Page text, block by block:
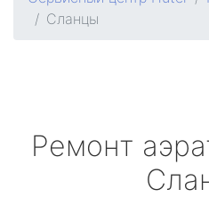
Сланцы
Ремонт